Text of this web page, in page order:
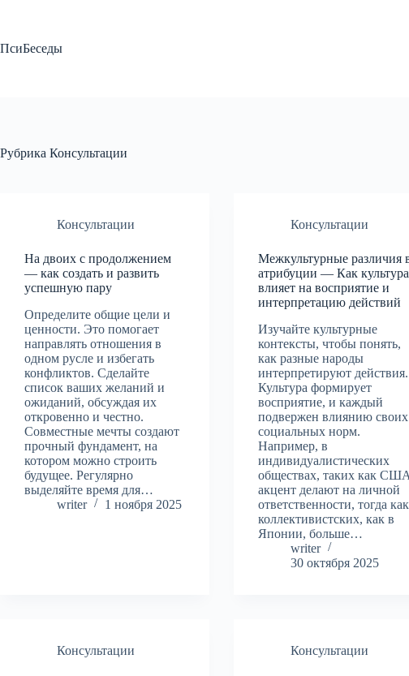
ПсиБеседы
Рубрика Консультации
Консультации
На двоих с продолжением
— как создать и развить
успешную пару
Определите общие цели и
ценности. Это помогает
направлять отношения в
одном русле и избегать
конфликтов. Сделайте
список ваших желаний и
ожиданий, обсуждая их
откровенно и честно.
Совместные мечты создают
прочный фундамент, на
котором можно строить
будущее. Регулярно
выделяйте время для…
writer
1 ноября 2025
Консультации
Межкультурные различия
атрибуции — Как культура
влияет на восприятие и
интерпретацию действий
Изучайте культурные
контексты, чтобы понять,
как разные народы
интерпретируют действия.
Культура формирует
восприятие, и каждый
подвержен влиянию своих
социальных норм.
Например, в
индивидуалистических
обществах, таких как
акцент делают на личной
ответственности, тогда
коллективистских, как в
Японии, больше…
writer
30 октября 2025
Консультации Консультации